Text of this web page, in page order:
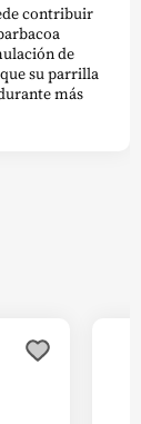
contribuir
de
su parrilla
más